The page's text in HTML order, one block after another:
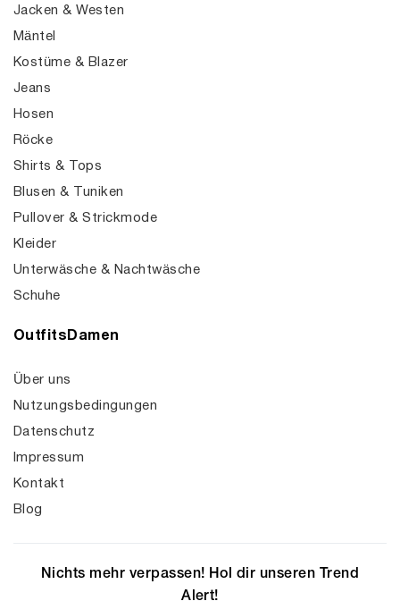
Jacken & Westen
Mäntel
Kostüme & Blazer
Jeans
Hosen
Röcke
Shirts & Tops
Blusen & Tuniken
Pullover & Strickmode
Kleider
Unterwäsche & Nachtwäsche
Schuhe
OutfitsDamen
Über uns
Nutzungsbedingungen
Datenschutz
Impressum
Kontakt
Blog
Nichts mehr verpassen! Hol dir unseren Trend
Alert!